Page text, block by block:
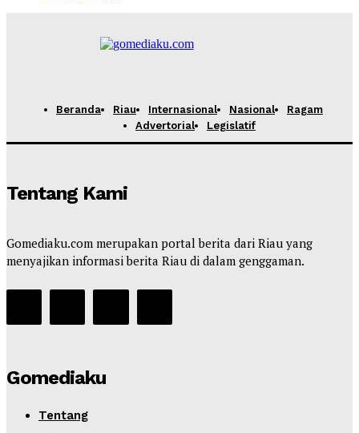
Beranda Riau Internasional Nasional
Ragam
Advertorial
Legislatif
Tentang Kami
Gomediaku.com merupakan portal berita dari Riau yang
menyajikan informasi berita Riau di dalam genggaman.
Gomediaku
Tentang